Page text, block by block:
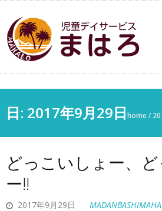
日: 2017年9月29日home/
どっこいしょー、
ー!!
2017年9月29日